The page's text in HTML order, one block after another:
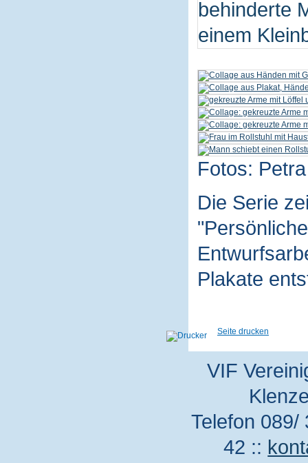
Fotos:
Die Serie
Plakate
Seite drucken
VIF
Telefon
42 ::